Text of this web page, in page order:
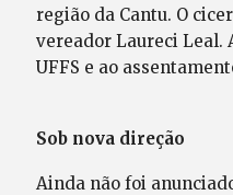
região da Cantu. O
vereador Laureci Leal.
UFFS e ao
Sob nova direção
Ainda não foi